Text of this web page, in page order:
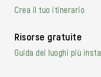
Crea il tuo itinerario
Risorse gratuite
Guida dei luoghi più